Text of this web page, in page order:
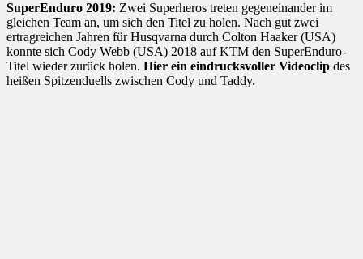
SuperEnduro 2019: Zwei Superheros treten gegeneinander im
gleichen Team an, um sich den Titel zu holen. Nach gut zwei
ertragreichen Jahren für Husqvarna durch Colton Haaker (USA)
konnte sich Cody Webb (USA) 2018 auf KTM den SuperEnduro-
Titel wieder zurück holen. Hier ein eindrucksvoller Videoclip des
heißen Spitzenduells zwischen Cody und Taddy.